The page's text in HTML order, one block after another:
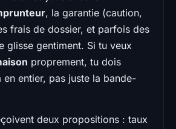
, la garantie (caution,
frais de dossier, et parfois des
glisse gentiment. Si tu veux
proprement, tu dois
entier, pas juste la bande-
deux propositions : taux